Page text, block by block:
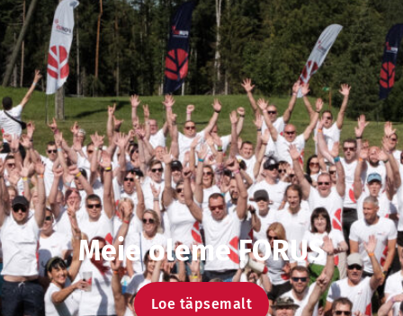
Meie oleme FORUS
Loe täpsemalt